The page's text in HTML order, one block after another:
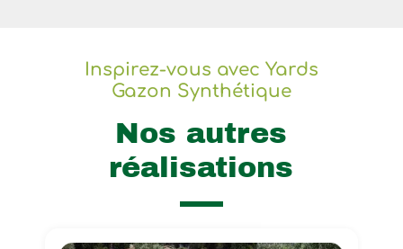
Inspirez-vous avec Yards
Gazon Synthétique
Nos autres
réalisations